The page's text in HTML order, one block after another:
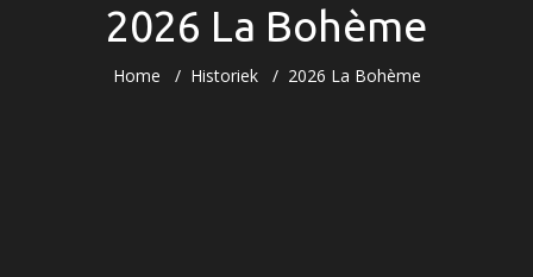
2026 La Bohème
Home Historiek 2026 La Bohème